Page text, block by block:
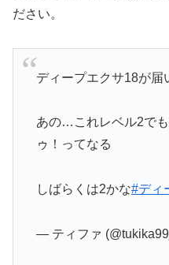
ださい。
ディープエクサ18が
あの…これレベル2で
ゥ！ってなる
しばらくは2かな#ディ
— ティファ